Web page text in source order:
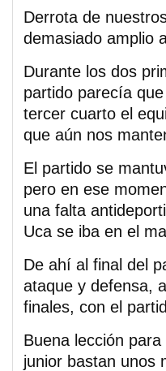
Derrota de
demasiado amplio
Durante los dos
partido parecía
tercer cuarto el
que aún nos
El partido se
pero en ese
una falta
Uca se iba en el
De ahí al final del
ataque y defensa,
finales, con el
Buena lección
junior bastan unos